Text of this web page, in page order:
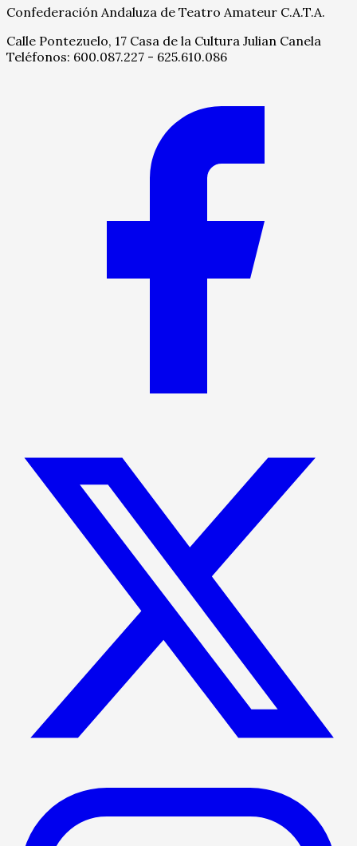
Confederación Andaluza de Teatro Amateur C.A.T.A.
Calle Pontezuelo, 17 Casa de la Cultura Julian Canela
Teléfonos: 600.087.227 - 625.610.086